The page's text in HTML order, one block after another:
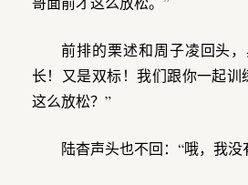
前排的栗述和周子凌回头
长！又是双标！我们跟你一起训
这么放松？”
陆杳声头也不回：“哦，我